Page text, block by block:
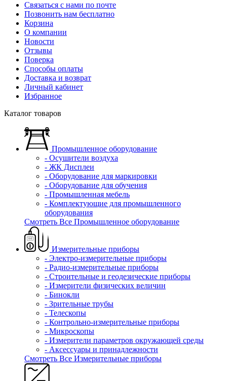
Связаться с нами по почте
Позвонить нам бесплатно
Корзина
О компании
Новости
Отзывы
Поверка
Способы оплаты
Доставка и возврат
Личный кабинет
Избранное
Каталог товаров
Промышленное оборудование
- Осушители воздуха
- ЖК Дисплеи
- Оборудование для маркировки
- Оборудование для обучения
- Промышленная мебель
- Комплектующие для промышленного
оборудования
Смотреть Все Промышленное оборудование
Измерительные приборы
- Электро-измерительные приборы
- Радио-измерительные приборы
- Строительные и геодезические приборы
- Измерители физических величин
- Бинокли
- Зрительные трубы
- Телескопы
- Контрольно-измерительные приборы
- Микроскопы
- Измерители параметров окружающей среды
- Аксессуары и принадлежности
Смотреть Все Измерительные приборы